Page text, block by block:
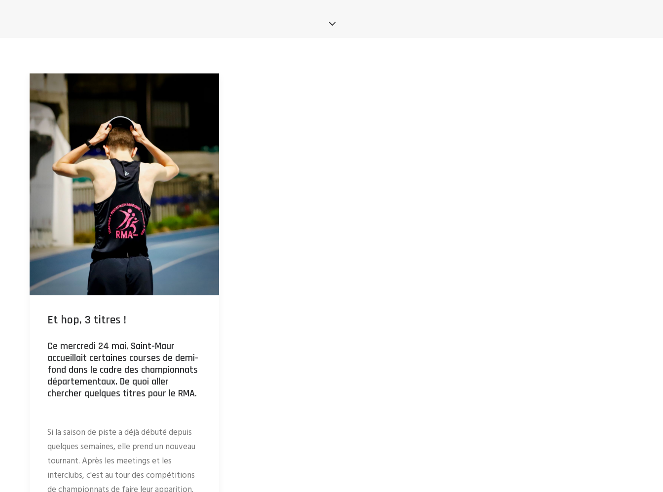
Et hop, 3 titres !
Ce mercredi 24 mai, Saint-Maur
accueillait certaines courses de demi-
fond dans le cadre des championnats
départementaux. De quoi aller
chercher quelques titres pour le RMA.
Si la saison de piste a déjà débuté depuis
quelques semaines, elle prend un nouveau
tournant. Après les meetings et les
interclubs, c'est au tour des compétitions